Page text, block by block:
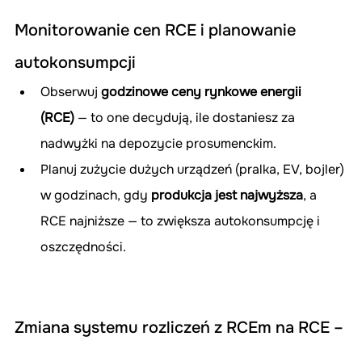
Monitorowanie cen RCE i planowanie
autokonsumpcji
Obserwuj godzinowe ceny rynkowe energii
(RCE) — to one decydują, ile dostaniesz za
nadwyżki na depozycie prosumenckim.
Planuj zużycie dużych urządzeń (pralka, EV, bojler)
w godzinach, gdy produkcja jest najwyższa, a
RCE najniższe — to zwiększa autokonsumpcję i
oszczędności.
Zmiana systemu rozliczeń z RCEm na RCE –